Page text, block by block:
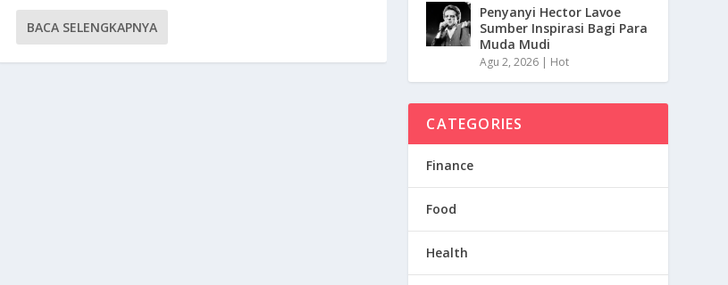
BACA SELENGKAPNYA
Penyanyi Hector Lavoe
Sumber Inspirasi Bagi Para
Muda Mudi
Agu 2, 2026 | Hot
CATEGORIES
Finance
Food
Health